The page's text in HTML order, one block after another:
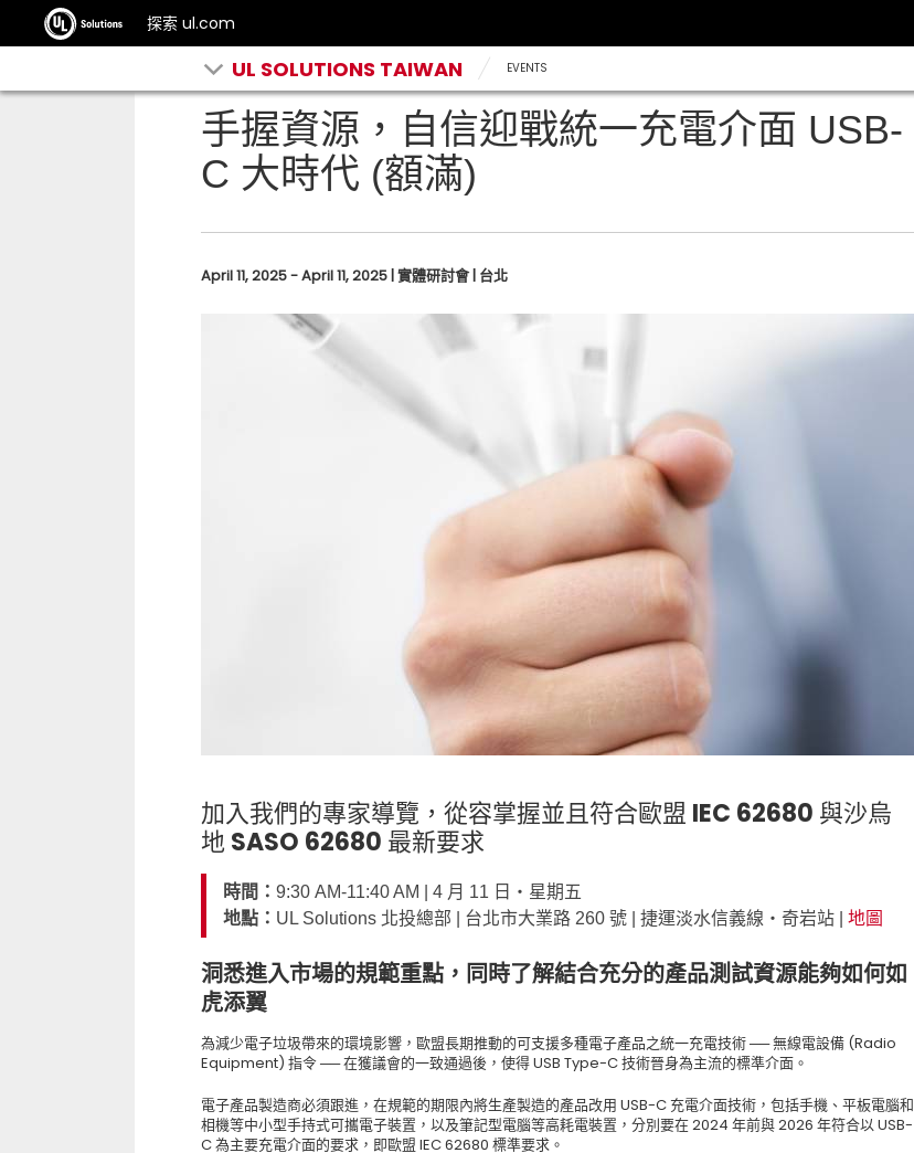
探索 ul.com
UL SOLUTIONS TAIWAN EVENTS
手握資源，自信迎戰統一充電介面 USB-
C 大時代 (額滿)
April 11, 2025 - April 11, 2025 | 實體研討會 | 台北
加入我們的專家導覽，從容掌握並且符合歐盟 IEC 62680 與沙烏
地 SASO 62680 最新要求
時間： 9:30 AM-11:40 AM | 4 月 11 日‧星期五
地點： UL Solutions 北投總部 | 台北市大業路 260 號 | 捷運淡水信義線‧奇岩站 | 地圖
洞悉進入市場的規範重點，同時了解結合充分的產品測試資源能夠如何如
虎添翼
為減少電子垃圾帶來的環境影響，歐盟長期推動的可支援多種電子產品之統一充電技術 ── 無線電設備 (Radio
Equipment) 指令 ── 在獲議會的一致通過後，使得 USB Type-C 技術晉身為主流的標準介面。
電子產品製造商必須跟進，在規範的期限內將生產製造的產品改用 USB-C 充電介面技術，包括手機、平板電腦和
相機等中小型手持式可攜電子裝置，以及筆記型電腦等高耗電裝置，分別要在 2024 年前與 2026 年符合以 USB-
C 為主要充電介面的要求，即歐盟 IEC 62680 標準要求。